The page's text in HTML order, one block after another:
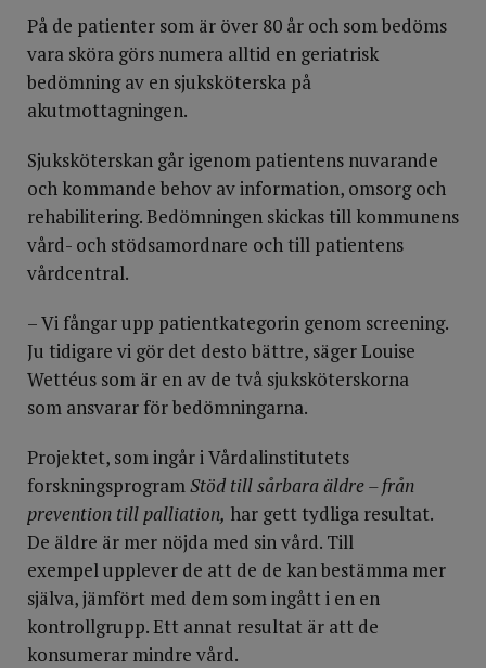
På de patienter som är över 80 år och som bedöms
vara sköra görs numera alltid en geriatrisk
bedömning av en sjuksköterska på
akutmottagningen.
Sjuksköterskan går igenom patientens nuvarande
och kommande behov av information, omsorg och
rehabilitering. Bedömningen skickas till kommunens
vård- och stödsamordnare och till patientens
vårdcentral.
­– Vi fångar upp patientkategorin genom screening.
Ju tidigare vi gör det desto bättre, säger Louise
Wettéus som är en av de två sjuksköterskorna
som ansvarar för bedömningarna.
Projektet, som ingår i Vårdalinstitutets
forskningsprogramStöd till sårbara äldre – från
prevention till palliation, har gett tydliga resultat.
De äldre är mer nöjda med sin vård. Till
exempel upplever de att de de kan bestämma mer
själva, jämfört med dem som ingått i en en
kontrollgrupp. Ett annat resultat är att de
konsumerar mindre vård.